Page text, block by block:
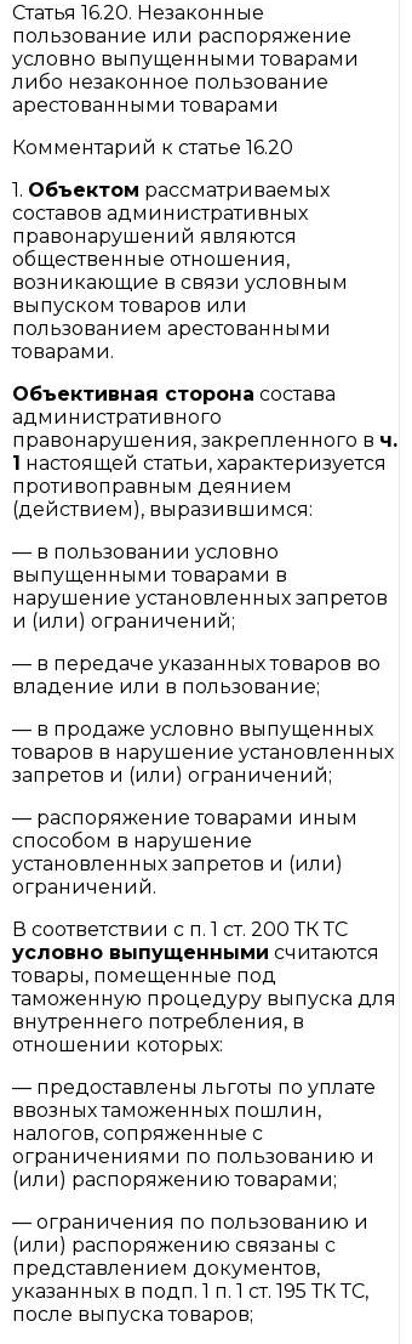
Статья 16.20. Незаконные
пользование или распоряжение
условно выпущенными товарами
либо незаконное пользование
арестованными товарами
Комментарий к статье 16.20
1. Объектом рассматриваемых
составов административных
правонарушений являются
общественные отношения,
возникающие в связи условным
выпуском товаров или
пользованием арестованными
товарами.
Объективная сторона состава
административного
правонарушения, закрепленного в ч.
1 настоящей статьи, характеризуется
противоправным деянием
(действием), выразившимся:
— в пользовании условно
выпущенными товарами в
нарушение установленных запретов
и (или) ограничений;
— в передаче указанных товаров во
владение или в пользование;
— в продаже условно выпущенных
товаров в нарушение установленных
запретов и (или) ограничений;
— распоряжение товарами иным
способом в нарушение
установленных запретов и (или)
ограничений.
В соответствии с п. 1 ст. 200 ТК ТС
условно выпущенными считаются
товары, помещенные под
таможенную процедуру выпуска для
внутреннего потребления, в
отношении которых:
— предоставлены льготы по уплате
ввозных таможенных пошлин,
налогов, сопряженные с
ограничениями по пользованию и
(или) распоряжению товарами;
— ограничения по пользованию и
(или) распоряжению связаны с
представлением документов,
указанных в подп. 1 п. 1 ст. 195 ТК ТС,
после выпуска товаров;